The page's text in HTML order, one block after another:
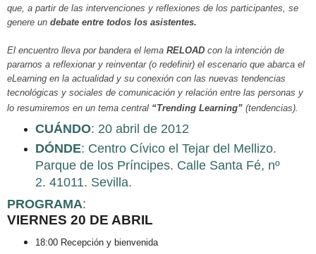
que, a partir de las intervenciones y reflexiones de los participantes, se
genere un debate entre todos los asistentes.
El encuentro lleva por bandera el lema RELOAD con la intención de
pararnos a reflexionar y reinventar (o redefinir) el escenario que abarca el
eLearning en la actualidad y su conexión con las nuevas tendencias
tecnológicas y sociales de comunicación y relación entre las personas y
lo resumiremos en un tema central “Trending Learning” (tendencias).
CUÁNDO: 20 abril de 2012
DÓNDE: Centro Cívico el Tejar del Mellizo.
Parque de los Príncipes. Calle Santa Fé, nº
2. 41011. Sevilla.
PROGRAMA:
VIERNES 20 DE ABRIL
18:00 Recepción y bienvenida